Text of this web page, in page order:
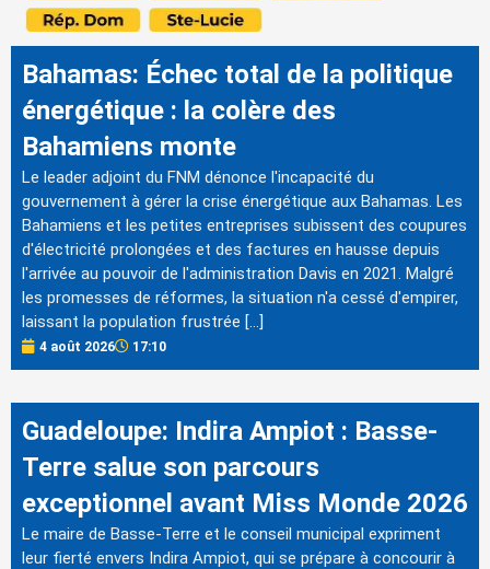
Bahamas: Échec total de la politique
énergétique : la colère des
Bahamiens monte
Le leader adjoint du FNM dénonce l'incapacité du
gouvernement à gérer la crise énergétique aux Bahamas. Les
Bahamiens et les petites entreprises subissent des coupures
d'électricité prolongées et des factures en hausse depuis
l'arrivée au pouvoir de l'administration Davis en 2021. Malgré
les promesses de réformes, la situation n'a cessé d'empirer,
laissant la population frustrée […]
4 août 2026 17:10
Guadeloupe: Indira Ampiot : Basse-
Terre salue son parcours
exceptionnel avant Miss Monde 2026
Le maire de Basse-Terre et le conseil municipal expriment
leur fierté envers Indira Ampiot, qui se prépare à concourir à